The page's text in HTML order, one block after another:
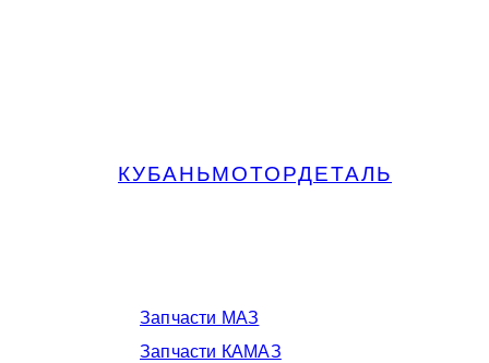
КУБАНЬМОТОРДЕТАЛЬ
Запчасти МАЗ
Запчасти КАМАЗ